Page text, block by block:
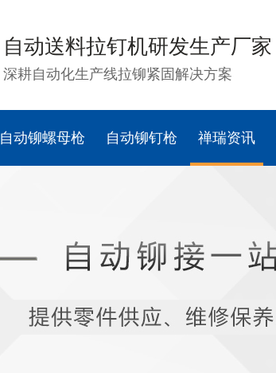
自动送料拉钉机研发生产厂家
深耕自动化生产线拉铆紧固解决方案
自动铆螺母枪 自动铆钉枪 禅瑞资讯